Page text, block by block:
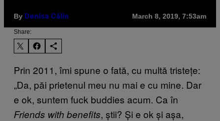
By Denisa Călin March 8, 2019, 7:53am
Share:
Prin 2011, îmi spune o fată, cu multă tristețe:
„Da, păi prietenul meu nu mai e cu mine. Dar
e ok, suntem fuck buddies acum. Ca în
Friends with benefits, știi? Și e ok și așa,